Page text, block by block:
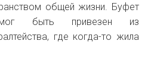
общей жизни. Буфет
быть привезен из
где когда-то жила